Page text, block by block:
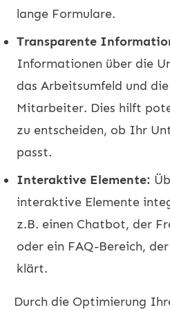
lange Formulare.
Transparente
Informationen über die
das Arbeitsumfeld und
Mitarbeiter. Dies hilft
zu entscheiden, ob Ihr
passt.
Interaktive Elemente:
interaktive Elemente
z.B. einen Chatbot, der
oder ein FAQ-Bereich,
klärt.
Durch die Optimierung